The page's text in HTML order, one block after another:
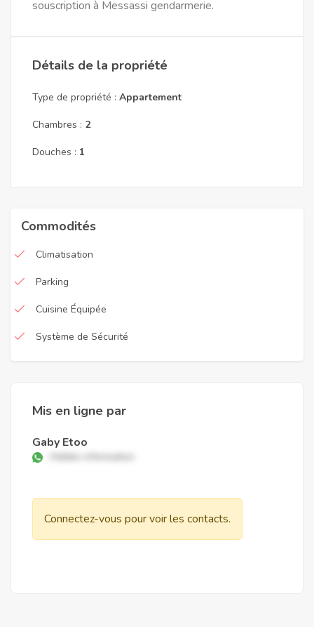
souscription à Messassi gendarmerie.
Détails de la propriété
Type de propriété : Appartement
Chambres : 2
Douches : 1
Commodités
Climatisation
Parking
Cuisine Équipée
Système de Sécurité
Mis en ligne par
Gaby Etoo
Hidden information
Connectez-vous pour voir les contacts.